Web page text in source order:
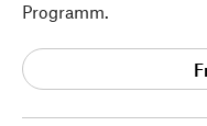
Programm.